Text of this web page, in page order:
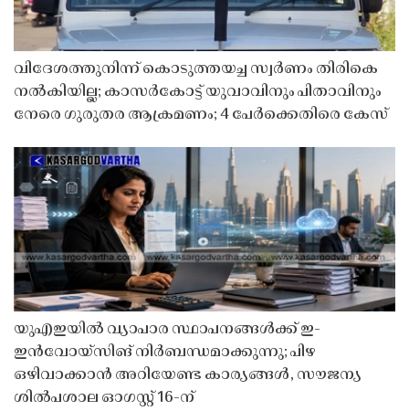
വിദേശത്തുനിന്ന് കൊടുത്തയച്ച സ്വർണം തിരികെ
നൽകിയില്ല; കാസർകോട്ട് യുവാവിനും പിതാവിനും
നേരെ ഗുരുതര ആക്രമണം; 4 പേർക്കെതിരെ കേസ്
യുഎഇയിൽ വ്യാപാര സ്ഥാപനങ്ങൾക്ക് ഇ-
ഇൻവോയ്സിങ് നിർബന്ധമാക്കുന്നു; പിഴ
ഒഴിവാക്കാൻ അറിയേണ്ട കാര്യങ്ങൾ, സൗജന്യ
ശിൽപശാല ഓഗസ്റ്റ് 16-ന്